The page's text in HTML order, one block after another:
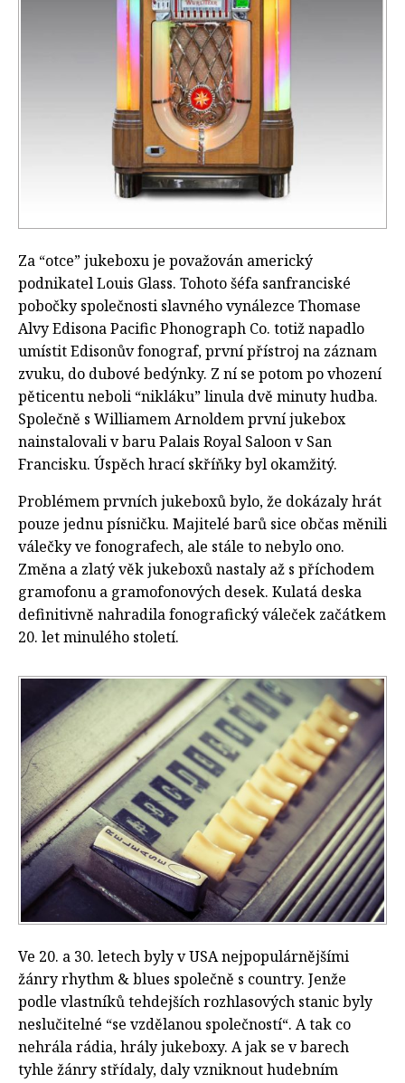
Za “otce” jukeboxu je považován americký
podnikatel Louis Glass. Tohoto šéfa sanfranciské
pobočky společnosti slavného vynálezce Thomase
Alvy Edisona Pacific Phonograph Co. totiž napadlo
umístit Edisonův fonograf, první přístroj na záznam
zvuku, do dubové bedýnky. Z ní se potom po vhození
pěticentu neboli “nikláku” linula dvě minuty hudba.
Společně s Williamem Arnoldem první jukebox
nainstalovali v baru Palais Royal Saloon v San
Francisku. Úspěch hrací skříňky byl okamžitý.
Problémem prvních jukeboxů bylo, že dokázaly hrát
pouze jednu písničku. Majitelé barů sice občas měnili
válečky ve fonografech, ale stále to nebylo ono.
Změna a zlatý věk jukeboxů nastaly až s příchodem
gramofonu a gramofonových desek. Kulatá deska
definitivně nahradila fonografický váleček začátkem
20. let minulého století.
Ve 20. a 30. letech byly v USA nejpopulárnějšími
žánry rhythm & blues společně s country. Jenže
podle vlastníků tehdejších rozhlasových stanic byly
neslučitelné “se vzdělanou společností“. A tak co
nehrála rádia, hrály jukeboxy. A jak se v barech
tyhle žánry střídaly, daly vzniknout hudebním